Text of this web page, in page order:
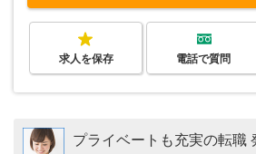
求人を保存 電話で質問
プライベートも充実の転職